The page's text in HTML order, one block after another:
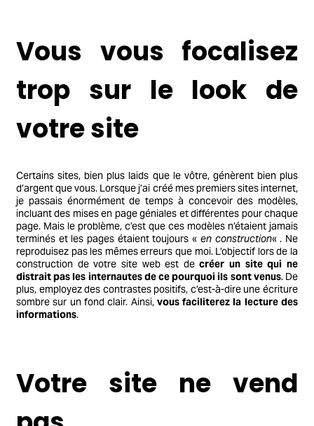
Vous vous focalisez
trop sur le look de
votre site
Certains sites, bien plus laids que le vôtre, génèrent bien plus
d’argent que vous. Lorsque j’ai créé mes premiers sites internet,
je passais énormément de temps à concevoir des modèles,
incluant des mises en page géniales et différentes pour chaque
page. Mais le problème, c’est que ces modèles n’étaient jamais
terminés et les pages étaient toujours « en construction« . Ne
reproduisez pas les mêmes erreurs que moi. L’objectif lors de la
construction de votre site web est decréer un site qui ne
distrait pas les internautes de ce pourquoi ils sont venus. De
plus, employez des contrastes positifs, c’est-à-dire une écriture
sombre sur un fond clair. Ainsi, vous faciliterez la lecture des
informations.
Votre site ne vend